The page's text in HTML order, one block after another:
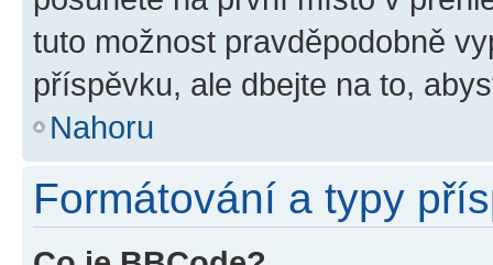
tuto možnost pravděpodobně
příspěvku, ale dbejte na to,
Nahoru
Formátování a typy